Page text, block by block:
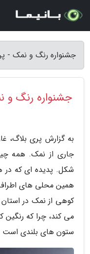
جشنواره رنگ و نمک -
جشنواره رنگ و
به گزارش پری بلاگ،
جاری از نمک. همه
شکل. پدیده ای که در
همین محلی های
کوهی از نمک در استان
می کند، چرا که
ستون های بلندی است